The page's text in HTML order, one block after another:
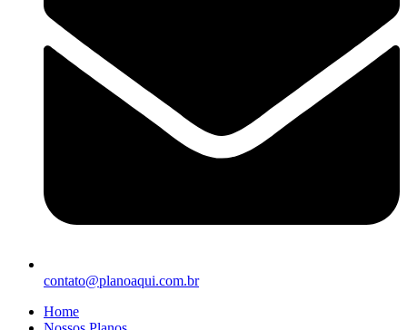
contato@planoaqui.com.br
Home